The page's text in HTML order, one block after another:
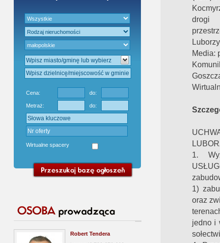
Cena: do:
Metraż: do:
Wirtualne spacery
Robert Tendera
drogi
Media:
1.
1)
oraz
jedno i